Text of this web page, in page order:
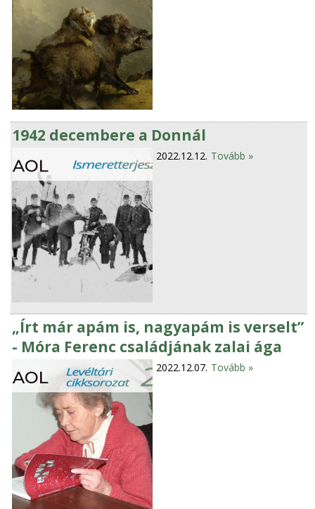
1942 decembere a Donnál
2022.12.12. Tovább »
„Írt már apám is, nagyapám is verselt”
- Móra Ferenc családjának zalai ága
2022.12.07. Tovább »